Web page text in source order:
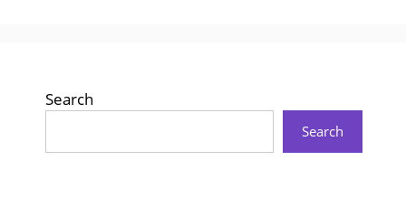
Search
Search